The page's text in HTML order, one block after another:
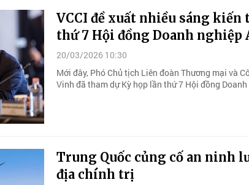
VCCI đề xuất nhiều sáng
thứ 7 Hội đồng Doanh nghiệp
20/03/2026 10:30
Mới đây, Phó Chủ tịch Liên đoàn Thương mại và
Vinh đã tham dự Kỳ họp lần thứ 7 Hội đồng
Trung Quốc củng cố an ninh
địa chính trị